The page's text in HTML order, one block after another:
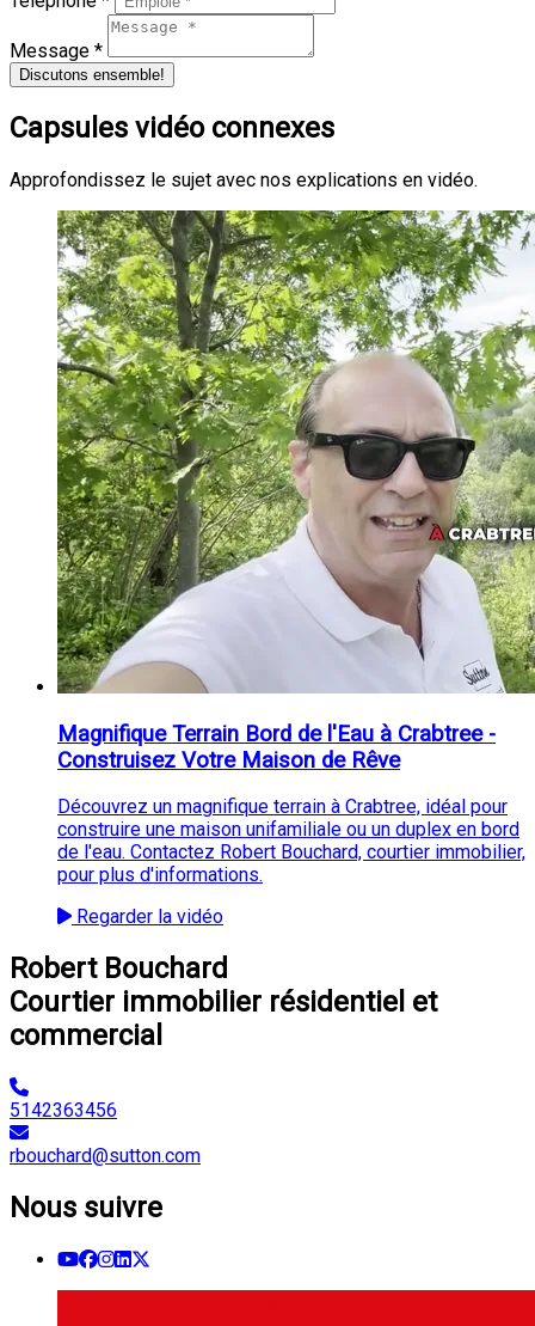
Message *
Discutons ensemble!
Capsules vidéo connexes
Approfondissez le sujet avec nos explications en vidéo.
Magnifique Terrain Bord de l'Eau à Crabtree -
Construisez Votre Maison de Rêve
Découvrez un magnifique terrain à Crabtree, idéal pour
construire une maison unifamiliale ou un duplex en bord
de l'eau. Contactez Robert Bouchard, courtier immobilier,
pour plus d'informations.
Regarder la vidéo
Robert Bouchard
Courtier immobilier résidentiel et
commercial
5142363456
rbouchard@sutton.com
Nous suivre